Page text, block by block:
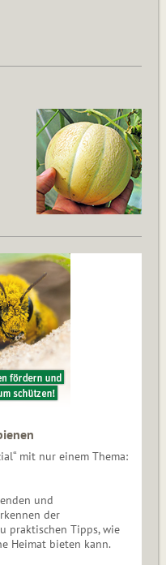
mit nur einem Thema:
und
der
praktischen Tipps, wie
Heimat bieten kann.